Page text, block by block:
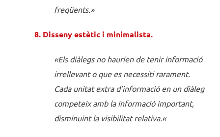
freqüents.»
8. Disseny estètic i minimalista.
«Els diàlegs no haurien de tenir informació
irrellevant o que es necessiti rarament.
Cada unitat extra d’informació en un diàleg
competeix amb la informació important,
disminuint la visibilitat relativa.«